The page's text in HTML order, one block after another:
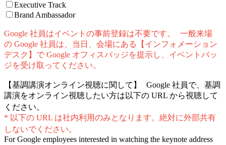
Executive Track
Brand Ambassador
Google 社員はイベントの事前登録は不要です。 一般来場
の Google 社員は、当日、会場にある【インフォメーション
デスク】で Google オフィスバッジを提示し、イベントバッ
ジを受け取ってください。
【基調講演オンライン視聴に関して】 Google 社員で、基調
講演をオンライン視聴したい方は以下の URL から視聴して
ください。
* 以下の URL は社内利用のみとなります。絶対に外部共有
しないでください。
For Google employees interested in watching the keynote address